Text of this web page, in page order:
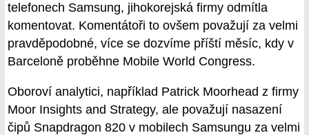
telefonech Samsung, jihokorejská firmy odmítla
komentovat. Komentátoři to ovšem považují za velmi
pravděpodobné, více se dozvíme příští měsíc, kdy v
Barceloně proběhne Mobile World Congress.
Oboroví analytici, například Patrick Moorhead z firmy
Moor Insights and Strategy, ale považují nasazení
čipů Snapdragon 820 v mobilech Samsungu za velmi